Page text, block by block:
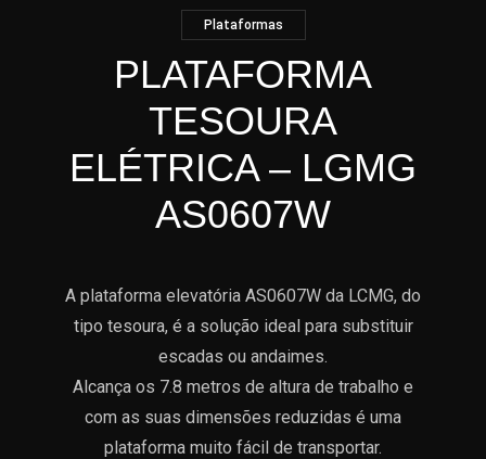
Plataformas
PLATAFORMA
TESOURA
ELÉTRICA – LGMG
AS0607W
A plataforma elevatória AS0607W da LCMG, do
tipo tesoura, é a solução ideal para substituir
escadas ou andaimes.
Alcança os 7.8 metros de altura de trabalho e
com as suas dimensões reduzidas é uma
plataforma muito fácil de transportar.